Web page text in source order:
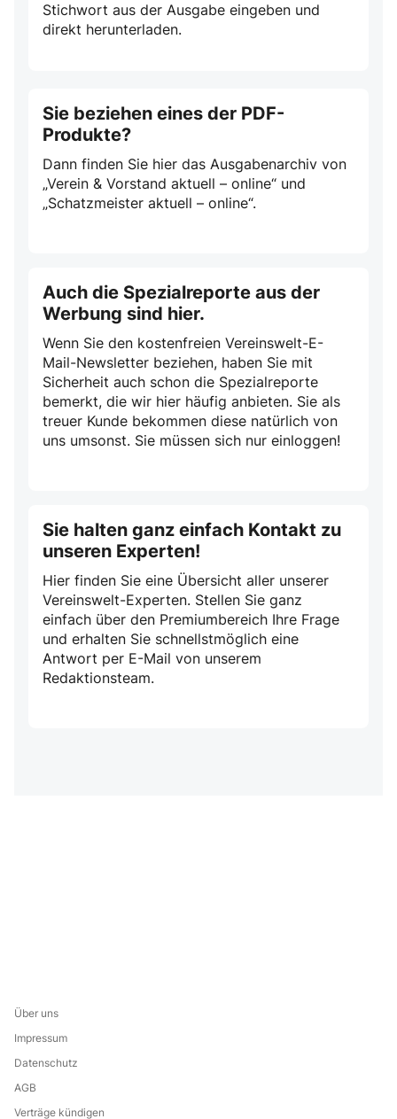
Stichwort aus der Ausgabe eingeben und
direkt herunterladen.
Sie beziehen eines der PDF-
Produkte?
Dann finden Sie hier das Ausgabenarchiv von
„Verein & Vorstand aktuell – online“ und
„Schatzmeister aktuell – online“.
Auch die Spezialreporte aus der
Werbung sind hier.
Wenn Sie den kostenfreien Vereinswelt-E-
Mail-Newsletter beziehen, haben Sie mit
Sicherheit auch schon die Spezialreporte
bemerkt, die wir hier häufig anbieten. Sie als
treuer Kunde bekommen diese natürlich von
uns umsonst. Sie müssen sich nur einloggen!
Sie halten ganz einfach Kontakt zu
unseren Experten!
Hier finden Sie eine Übersicht aller unserer
Vereinswelt-Experten. Stellen Sie ganz
einfach über den Premiumbereich Ihre Frage
und erhalten Sie schnellstmöglich eine
Antwort per E-Mail von unserem
Redaktionsteam.
Über uns
Impressum
Datenschutz
AGB
Verträge kündigen